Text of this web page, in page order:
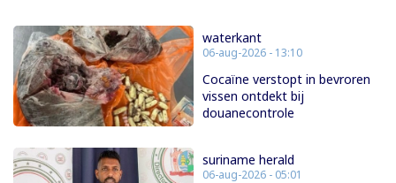
waterkant
06-aug-2026 - 13:10
Cocaïne verstopt in bevroren
vissen ontdekt bij
douanecontrole
suriname herald
06-aug-2026 - 05:01